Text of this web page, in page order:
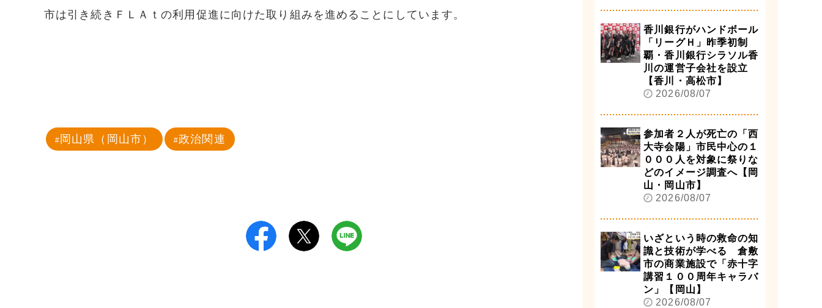
市は引き続きＦＬＡｔの利用促進に向けた取り組みを進めることにしています。
岡山県（岡山市） 政治関連
香川銀行がハンドボール
「リーグＨ」昨季初制
覇・香川銀行シラソル香
川の運営子会社を設立
【香川・高松市】
2026/08/07
参加者２人が死亡の「西
大寺会陽」市民中心の１
０００人を対象に祭りな
どのイメージ調査へ【岡
山・岡山市】
2026/08/07
いざという時の救命の知
識と技術が学べる 倉敷
市の商業施設で「赤十字
講習１００周年キャラバ
ン」【岡山】
2026/08/07